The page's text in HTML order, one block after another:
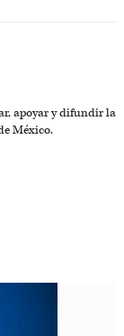
apoyar y difundir la
México.